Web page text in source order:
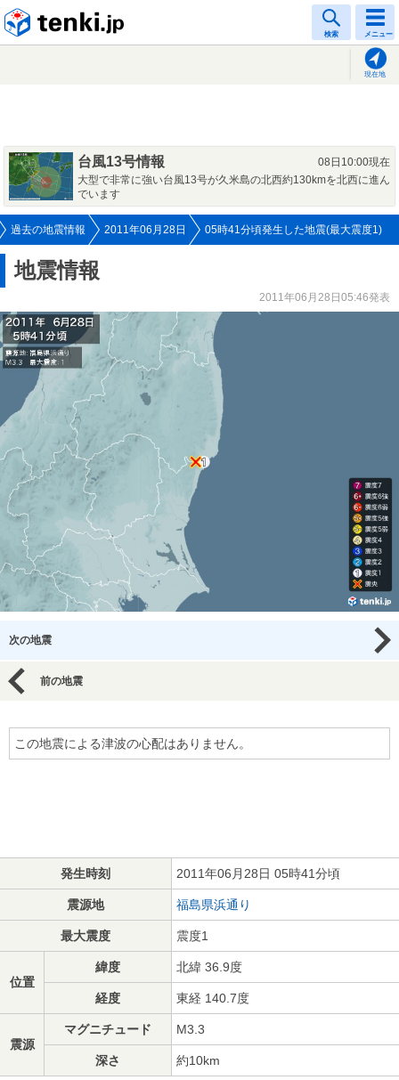
検索 メニュー
現在地
台風13号情報
08日10:00現在
大型で非常に強い台風13号が久米島の北西約130kmを北西に進ん
でいます
過去の地震情報 2011年06月28日 05時41分頃発生した地震(最大震度1)
地震情報
2011年06月28日05:46発表
次の地震
前の地震
この地震による津波の心配はありません。
発生時刻 2011年06月28日 05時41分頃
震源地 福島県浜通り
最大震度 震度1
位置
緯度 北緯 36.9度
経度 東経 140.7度
震源
マグニチュード M3.3
深さ 約10km